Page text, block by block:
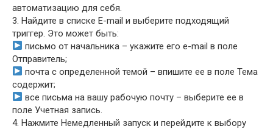
автоматизацию для себя.
3. Найдите в списке E-mail и выберите подходящий
триггер. Это может быть:
письмо от начальника – укажите его e-mail в поле
Отправитель;
почта с определенной темой – впишите ее в поле Тема
содержит;
все письма на вашу рабочую почту – выберите ее в
поле Учетная запись.
4. Нажмите Немедленный запуск и перейдите к выбору